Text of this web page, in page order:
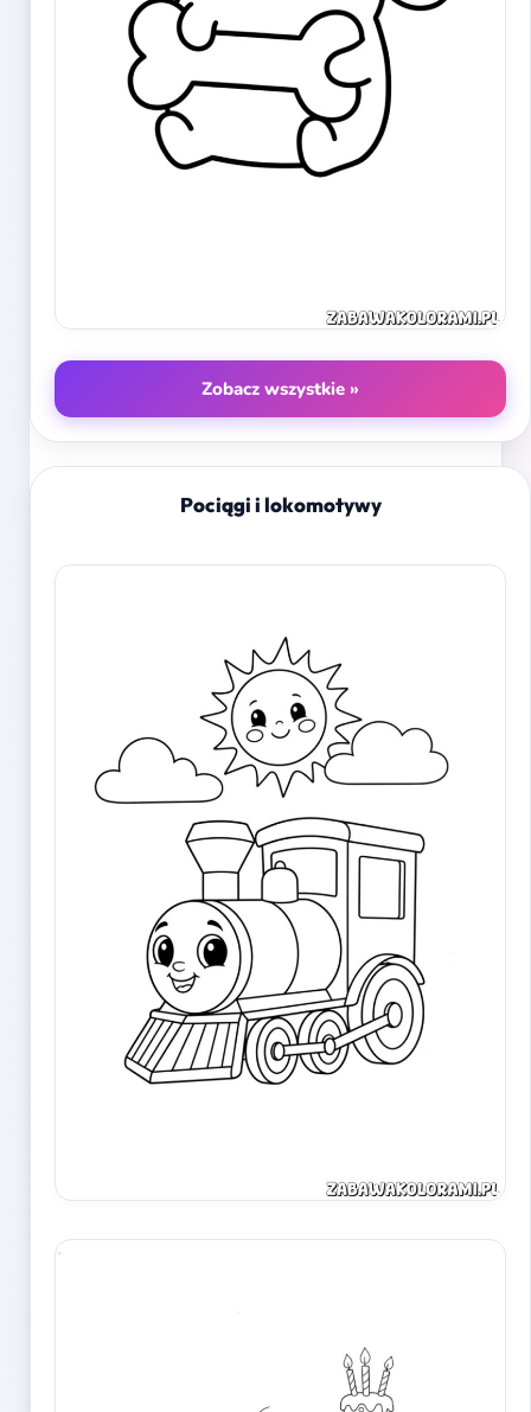
Zobacz wszystkie »
Pociągi i lokomotywy